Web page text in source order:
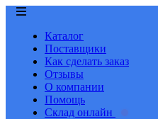
Каталог
Поставщики
Как сделать заказ
Отзывы
О компании
Помощь
Склад онлайн